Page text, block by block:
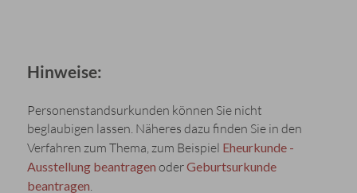
Hinweise:
Personenstandsurkunden können Sie nicht
beglaubigen lassen. Näheres dazu finden Sie in den
Verfahren zum Thema, zum Beispiel Eheurkunde -
Ausstellung beantragen oderGeburtsurkunde
beantragen.